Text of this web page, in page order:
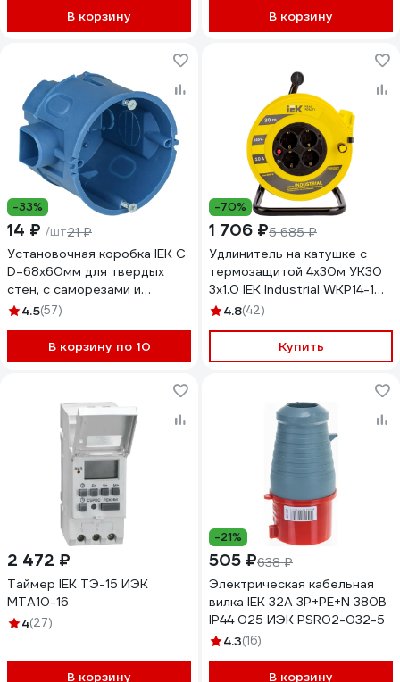
В корзину В корзину
-33%
14 ₽ /шт21 ₽
Установочная коробка IEK С
D=68x60мм для твердых
стен, с саморезами и
стыковочными узлами
4.5(57)
В корзину по 10
-70%
1 706 ₽5 685 ₽
Удлинитель на катушке с
термозащитой 4х30м УК30
3х1.0 IEK Industrial WKP14-10-
04-30 277736
4.8(42)
Купить
2 472 ₽
Таймер IEK ТЭ-15 ИЭК
MTA10-16
4(27)
В корзину
-21%
505 ₽638 ₽
Электрическая кабельная
вилка IEK 32А 3P+PE+N 380В
IP44 025 ИЭК PSR02-032-5
4.3(16)
В корзину